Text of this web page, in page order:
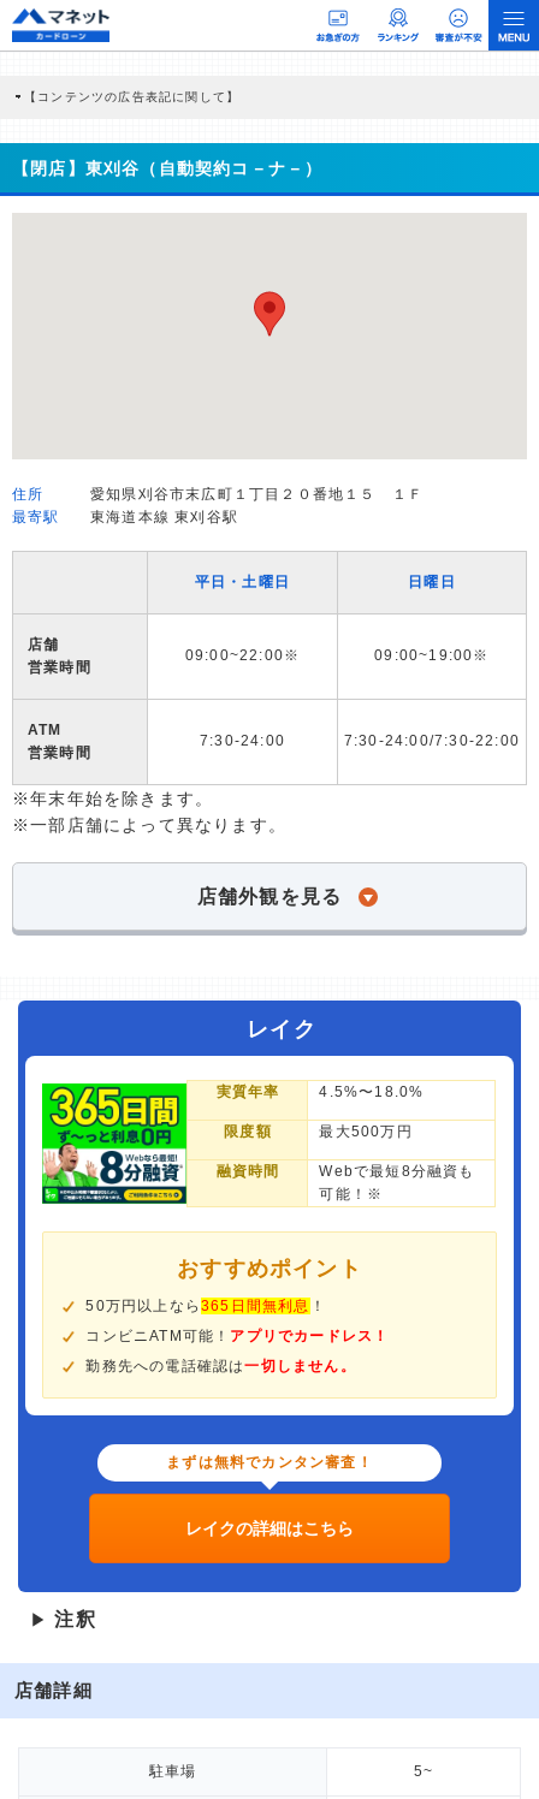
【コンテンツの広告表記に関して】
商品を根拠なくPRするものではなく、当編集部の調査／ユーザーへの口コミ収集な
どに基づき、公平性を担保した情報提供を行っています。
>提携企業一覧
【閉店】東刈谷（自動契約コ－ナ－）
住所
愛知県刈谷市末広町１丁目２０番地１５ １Ｆ
最寄駅
東海道本線 東刈谷駅
平日・土曜日 日曜日
店舗
営業時間
09:00~22:00※ 09:00~19:00※
ATM
営業時間
7:30-24:00 7:30-24:00/7:30-22:00
※年末年始を除きます。
※一部店舗によって異なります。
店舗外観を見る
レイク
実質年率 4.5%〜18.0%
限度額 最大500万円
融資時間
Webで最短8分融資も
可能！※
おすすめポイント
50万円以上なら365日間無利息 ！
コンビニATM可能！ アプリでカードレス！
勤務先への電話確認は一切しません。
まずは無料でカンタン審査！
レイクの詳細はこちら
▶ 注釈
店舗詳細
駐車場 5~